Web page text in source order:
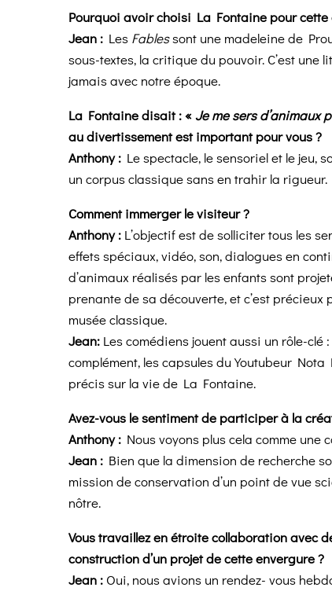
Pourquoi avoir choisi La Fontaine pour
Jean : Les Fablessont une madeleine de
sous-textes, la critique du pouvoir. C’est une
jamais avec notre époque.
La Fontaine disait : «Je me sers d’animaux
au divertissement est important pour vous ?
Anthony : Le spectacle, le sensoriel et le jeu,
un corpus classique sans en trahir la rigueur.
Comment immerger le visiteur ?
Anthony : L’objectif est de solliciter tous les
effets spéciaux, vidéo, son, dialogues en
d’animaux réalisés par les enfants sont
prenante de sa découverte, et c’est
musée classique.
Jean: Les comédiens jouent aussi un rôle-
complément, les capsules du Youtubeur
précis sur la vie de La Fontaine.
Avez-vous le sentiment de participer à la
Anthony : Nous voyons plus cela comme une
Jean : Bien que la dimension de recherche
mission de conservation d’un point de vue
nôtre.
Vous travaillez en étroite collaboration avec
construction d’un projet de cette envergure ?
Jean : Oui, nous avions un rendez- vous